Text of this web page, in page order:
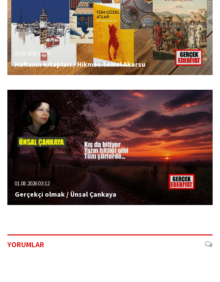
03.08.2026 13:07
Haftanın kitapları / Hikmet Temel Akarsu
01.08.2026 03:12
Gerçekçi olmak / Ünsal Çankaya
YORUMLAR